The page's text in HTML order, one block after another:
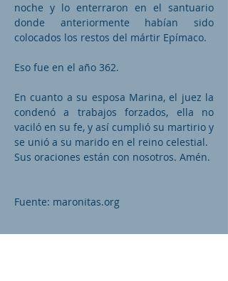
noche y lo enterraron en el santuario
donde anteriormente habían sido
colocados los restos del mártir Epímaco.
Eso fue en el año 362.
En cuanto a su esposa Marina, el juez la
condenó a trabajos forzados, ella no
vaciló en su fe, y así cumplió su martirio y
se unió a su marido en el reino celestial.
Sus oraciones están con nosotros. Amén.
Fuente: maronitas.org